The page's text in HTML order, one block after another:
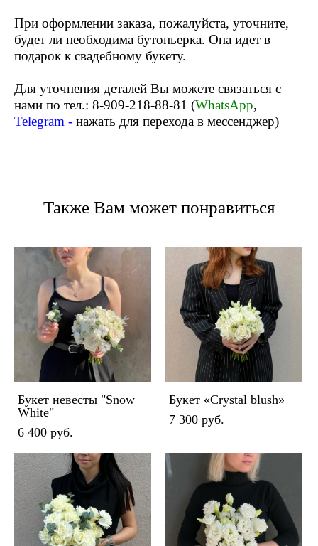
При оформлении заказа, пожалуйста, уточните,
будет ли необходима бутоньерка. Она идет в
подарок к свадебному букету.
Для уточнения деталей Вы можете связаться с
нами по тел.: 8-909-218-88-81 (WhatsApp,
Telegram - нажать для перехода в мессенджер)
Также Вам может понравиться
Букет невесты "Snow
White"
6 400 pуб.
Букет «Crystal blush»
7 300 pуб.